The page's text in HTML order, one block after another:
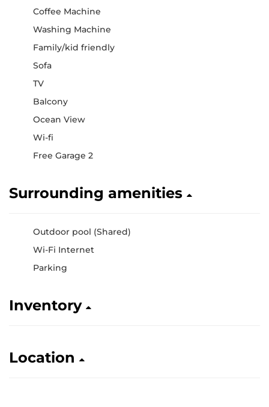
Coffee Machine
Washing Machine
Family/kid friendly
Sofa
TV
Balcony
Ocean View
Wi-fi
Free Garage 2
Surrounding amenities
Outdoor pool (Shared)
Wi-Fi Internet
Parking
Inventory
Location